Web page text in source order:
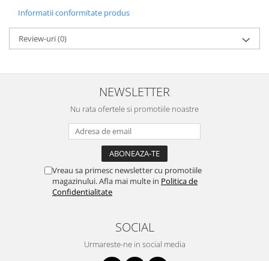
Informatii conformitate produs
Review-uri(0)
NEWSLETTER
Nu rata ofertele si promotiile noastre
Vreau sa primesc newsletter cu promotiile
magazinului. Afla mai multe in Politica de
Confidentialitate
SOCIAL
Urmareste-ne in social media